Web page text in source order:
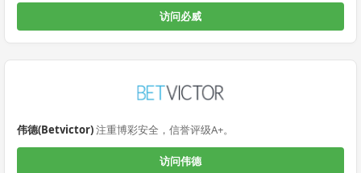
访问必威
伟德(Betvictor)注重博彩安全，信誉评级A+。
访问伟德